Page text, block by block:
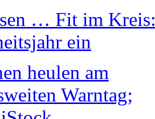
… Fit im
ein